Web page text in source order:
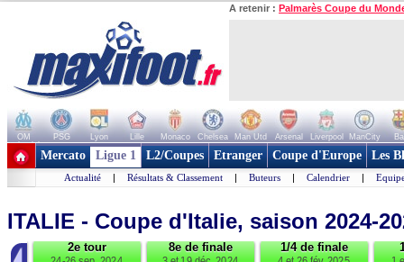
A retenir : Palmarès Coupe du
OM PSG Lyon Lille Monaco Chelsea Man Utd Arsenal Liverpool ManCity
+ de clubs
Mercato Ligue 1 L2/Coupes Etranger Coupe d'Europe Les
Actualité | Résultats & Classement | Buteurs | Calendrier |
ITALIE - Coupe d'Italie, saison 2024-
2e tour 8e de finale 1/4 de finale